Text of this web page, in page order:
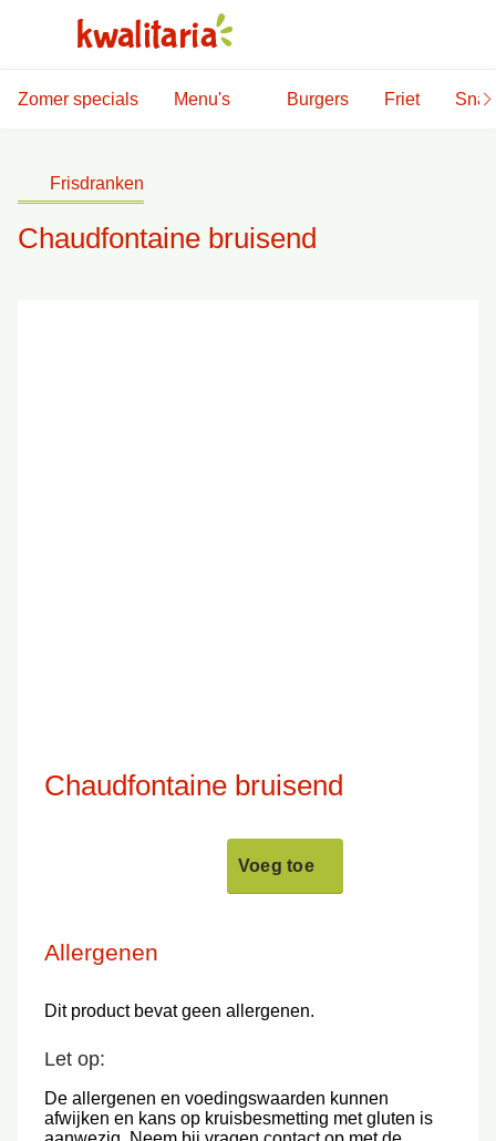
Zomer specials Menu's Burgers Friet
Frisdranken
Chaudfontaine bruisend
Chaudfontaine bruisend
Voeg toe
Allergenen
Dit product bevat geen allergenen.
Let op:
De allergenen en voedingswaarden kunnen
afwijken en kans op kruisbesmetting met gluten is